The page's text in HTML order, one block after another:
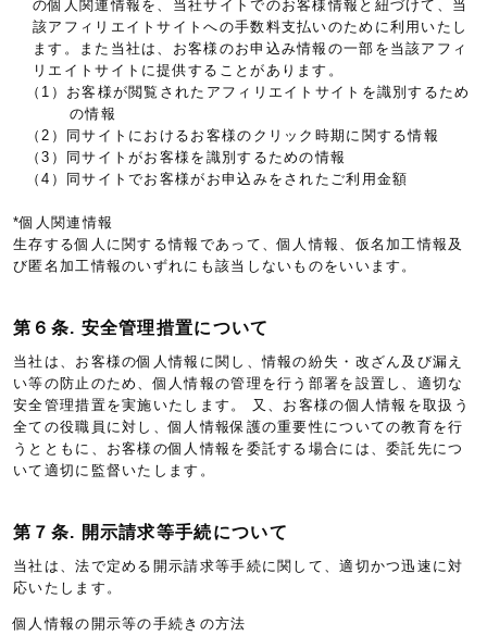
の個人関連情報を、当社サイトでのお客様情報と紐づけて、当
該アフィリエイトサイトへの手数料支払いのために利用いたし
ます。また当社は、お客様のお申込み情報の一部を当該アフィ
リエイトサイトに提供することがあります。
（1）お客様が閲覧されたアフィリエイトサイトを識別するため
の情報
（2）同サイトにおけるお客様のクリック時期に関する情報
（3）同サイトがお客様を識別するための情報
（4）同サイトでお客様がお申込みをされたご利用金額
*個人関連情報
生存する個人に関する情報であって、個人情報、仮名加工情報及
び匿名加工情報のいずれにも該当しないものをいいます。
第６条. 安全管理措置について
当社は、お客様の個人情報に関し、情報の紛失・改ざん及び漏え
い等の防止のため、個人情報の管理を行う部署を設置し、適切な
安全管理措置を実施いたします。 又、お客様の個人情報を取扱う
全ての役職員に対し、個人情報保護の重要性についての教育を行
うとともに、お客様の個人情報を委託する場合には、委託先につ
いて適切に監督いたします。
第７条. 開示請求等手続について
当社は、法で定める開示請求等手続に関して、適切かつ迅速に対
応いたします。
個人情報の開示等の手続きの方法